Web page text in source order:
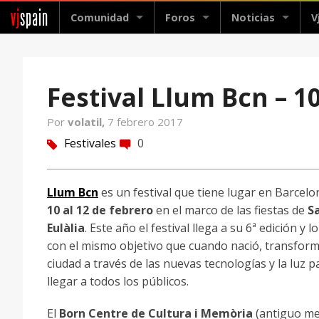
vjspain Comunidad Foros Noticias
Festival Llum Bcn –
Por volatil, 7 febrero 2017
tag Festivales comment 0
Llum Bcn es un festival que tiene lugar en
10 al 12 de febreroen el marco de las fiestas de
Eulàlia. Este año el festival llega a su 6ª edición y
con el mismo objetivo que cuando nació,
ciudad a través de las nuevas tecnologías y la luz
llegar a todos los públicos.
El Born Centre de Cultura i Memòria (antiguo